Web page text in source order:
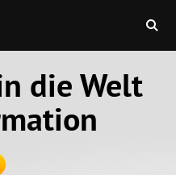
die Welt